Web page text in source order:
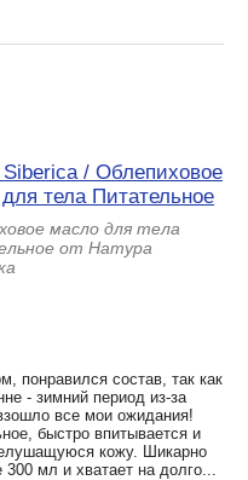
Siberica / Облепиховое
тела Питательное
масло для тела
от Натура
понравился состав, так как
- зимний период из-за
все мои ожидания!
быстро впитывается и
кожу. Шикарно
300 мл и хватает на долго...